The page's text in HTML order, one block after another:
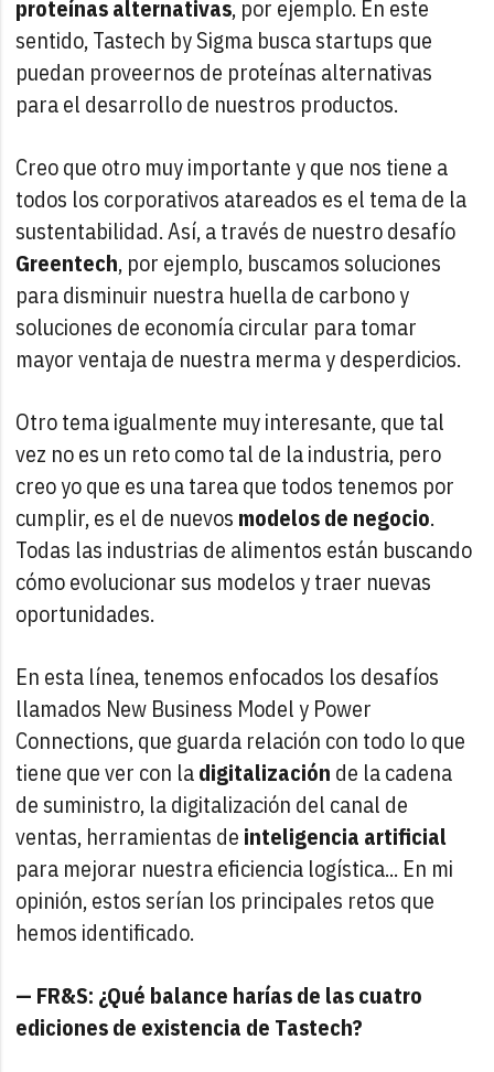
proteínas alternativas, por ejemplo. En este
sentido, Tastech by Sigma busca startups que
puedan proveernos de proteínas alternativas
para el desarrollo de nuestros productos.
Creo que otro muy importante y que nos tiene a
todos los corporativos atareados es el tema de la
sustentabilidad. Así, a través de nuestro desafío
Greentech, por ejemplo, buscamos soluciones
para disminuir nuestra huella de carbono y
soluciones de economía circular para tomar
mayor ventaja de nuestra merma y desperdicios.
Otro tema igualmente muy interesante, que tal
vez no es un reto como tal de la industria, pero
creo yo que es una tarea que todos tenemos por
cumplir, es el de nuevos modelos de negocio.
Todas las industrias de alimentos están buscando
cómo evolucionar sus modelos y traer nuevas
oportunidades.
En esta línea, tenemos enfocados los desafíos
llamados New Business Model y Power
Connections, que guarda relación con todo lo que
tiene que ver con ladigitalización de la cadena
de suministro, la digitalización del canal de
ventas, herramientas de inteligencia artificial
para mejorar nuestra eficiencia logística... En mi
opinión, estos serían los principales retos que
hemos identificado.
— FR&S: ¿Qué balance harías de las cuatro
ediciones de existencia de Tastech?